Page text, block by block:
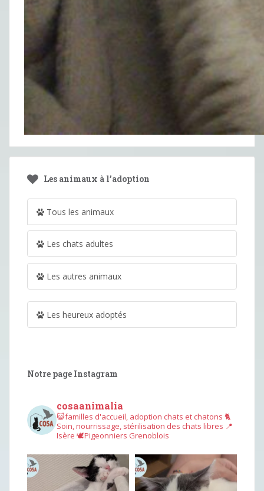
Les animaux à l’adoption
Tous les animaux
Les chats adultes
Les autres animaux
Les heureux adoptés
Notre page Instagram
cosaanimalia
😺familles d'accueil, adoption chats et chatons 🐈
Soin, nourrissage, stérilisation des chats libres 📍
Isère 🕊︎Pigeonniers Grenoblois